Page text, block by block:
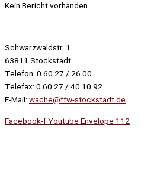
Kein Bericht vorhanden.
Schwarzwaldstr. 1
63811 Stockstadt
Telefon: 0 60 27 / 26 00
Telefax: 0 60 27 / 40 10 92
E-Mail: wache@ffw-stockstadt.de
Facebook-fYoutube Envelope 112